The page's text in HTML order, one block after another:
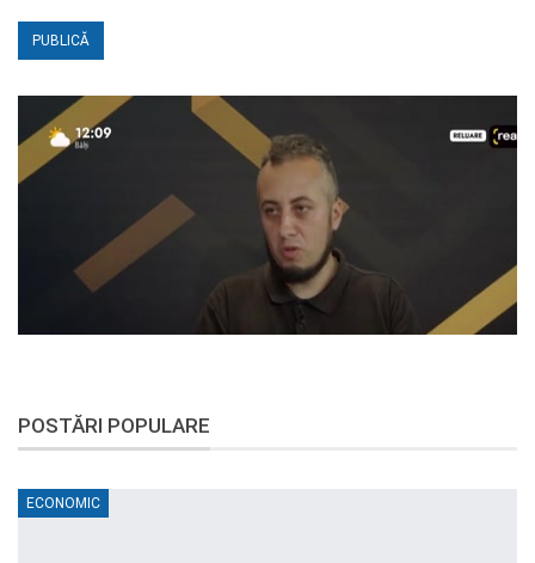
POSTĂRI POPULARE
ECONOMIC